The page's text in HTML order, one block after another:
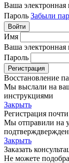
Ваша электронная
Пароль Забыли
Войти
Имя
Ваша электронная
Пароль
Регистрация
Восстановление
Мы выслали на
инструкциями
Закрыть
Регистрация
Мы отправили на
Закрыть
Заказать
Не можете